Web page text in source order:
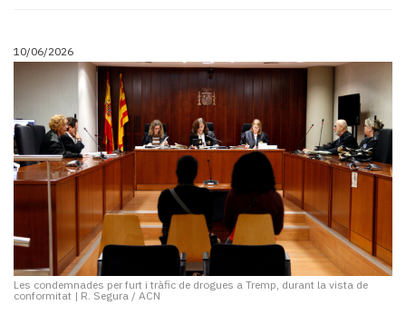
10/06/2026
Les condemnades per furt i tràfic de drogues a Tremp, durant la vista de
conformitat | R. Segura / ACN